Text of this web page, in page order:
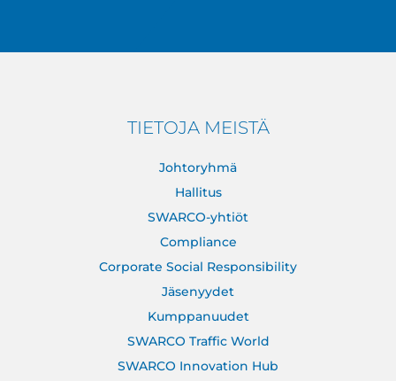
TIETOJA MEISTÄ
Johtoryhmä
Hallitus
SWARCO-yhtiöt
Compliance
Corporate Social Responsibility
Jäsenyydet
Kumppanuudet
SWARCO Traffic World
SWARCO Innovation Hub